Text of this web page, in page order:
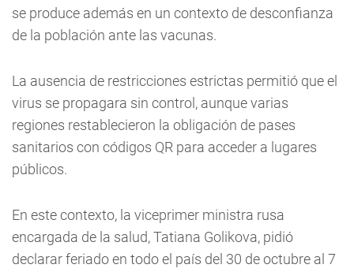
se produce además en un contexto de desconfianza
de la población ante las vacunas.
La ausencia de restricciones estrictas permitió que el
virus se propagara sin control, aunque varias
regiones restablecieron la obligación de pases
sanitarios con códigos QR para acceder a lugares
públicos.
En este contexto, la viceprimer ministra rusa
encargada de la salud, Tatiana Golikova, pidió
declarar feriado en todo el país del 30 de octubre al 7